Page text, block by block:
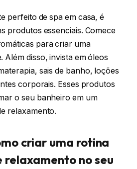
perfeito de spa em casa, é
produtos essenciais. Comece
para criar uma
Além disso, invista em óleos
sais de banho, loções
corporais. Esses produtos
o seu banheiro em um
relaxamento.
criar uma rotina
relaxamento no seu